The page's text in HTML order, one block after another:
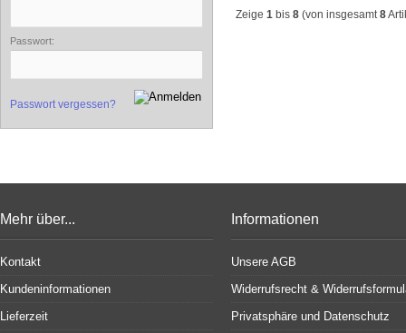
Passwort:
Passwort vergessen?
Zeige 1 bis 8 (von insgesamt8
Mehr über...
Kontakt
Kundeninformationen
Lieferzeit
Informationen
Unsere AGB
Widerrufsrecht &
Privatsphäre und Datenschutz